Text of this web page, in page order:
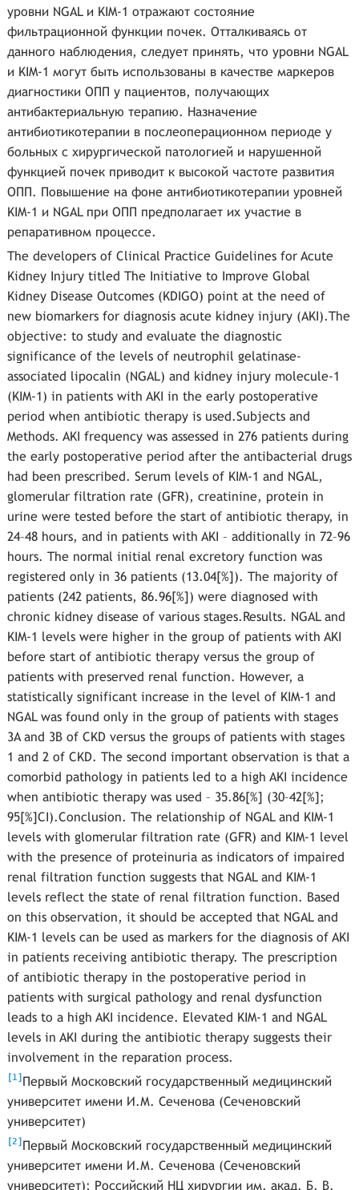
уровни NGAL и KIM-1 отражают состояние
фильтрационной функции почек. Отталкиваясь от
данного наблюдения, следует принять, что уровни NGAL
и KIM-1 могут быть использованы в качестве маркеров
диагностики ОПП у пациентов, получающих
антибактериальную терапию. Назначение
антибиотикотерапии в послеоперационном периоде у
больных с хирургической патологией и нарушенной
функцией почек приводит к высокой частоте развития
ОПП. Повышение на фоне антибиотикотерапии уровней
KIM-1 и NGAL при ОПП предполагает их участие в
репаративном процессе.
The developers of Clinical Practice Guidelines for Acute
Kidney Injury titled The Initiative to Improve Global
Kidney Disease Outcomes (KDIGO) point at the need of
new biomarkers for diagnosis acute kidney injury (AKI).The
objective: to study and evaluate the diagnostic
significance of the levels of neutrophil gelatinase-
associated lipocalin (NGAL) and kidney injury molecule-1
(KIM-1) in patients with AKI in the early postoperative
period when antibiotic therapy is used.Subjects and
Methods. AKI frequency was assessed in 276 patients during
the early postoperative period after the antibacterial drugs
had been prescribed. Serum levels of KIM-1 and NGAL,
glomerular filtration rate (GFR), creatinine, protein in
urine were tested before the start of antibiotic therapy, in
24–48 hours, and in patients with AKI – additionally in 72–96
hours. The normal initial renal excretory function was
registered only in 36 patients (13.04[%]). The majority of
patients (242 patients, 86.96[%]) were diagnosed with
chronic kidney disease of various stages.Results. NGAL and
KIM-1 levels were higher in the group of patients with AKI
before start of antibiotic therapy versus the group of
patients with preserved renal function. However, a
statistically significant increase in the level of KIM-1 and
NGAL was found only in the group of patients with stages
3A and 3B of CKD versus the groups of patients with stages
1 and 2 of CKD. The second important observation is that a
comorbid pathology in patients led to a high AKI incidence
when antibiotic therapy was used – 35.86[%] (30–42[%];
95[%]CI).Conclusion. The relationship of NGAL and KIM-1
levels with glomerular filtration rate (GFR) and KIM-1 level
with the presence of proteinuria as indicators of impaired
renal filtration function suggests that NGAL and KIM-1
levels reflect the state of renal filtration function. Based
on this observation, it should be accepted that NGAL and
KIM-1 levels can be used as markers for the diagnosis of AKI
in patients receiving antibiotic therapy. The prescription
of antibiotic therapy in the postoperative period in
patients with surgical pathology and renal dysfunction
leads to a high AKI incidence. Elevated KIM-1 and NGAL
levels in AKI during the antibiotic therapy suggests their
involvement in the reparation process.
[1]Первый Московский государственный медицинский
университет имени И.М. Сеченова (Сеченовский
университет)
[2]Первый Московский государственный медицинский
университет имени И.М. Сеченова (Сеченовский
университет); Российский НЦ хирургии им. акад. Б. В.